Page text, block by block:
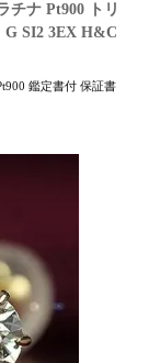
チナ Pt900 トリ
G SI2 3EX H&C
鑑定書付 保証書